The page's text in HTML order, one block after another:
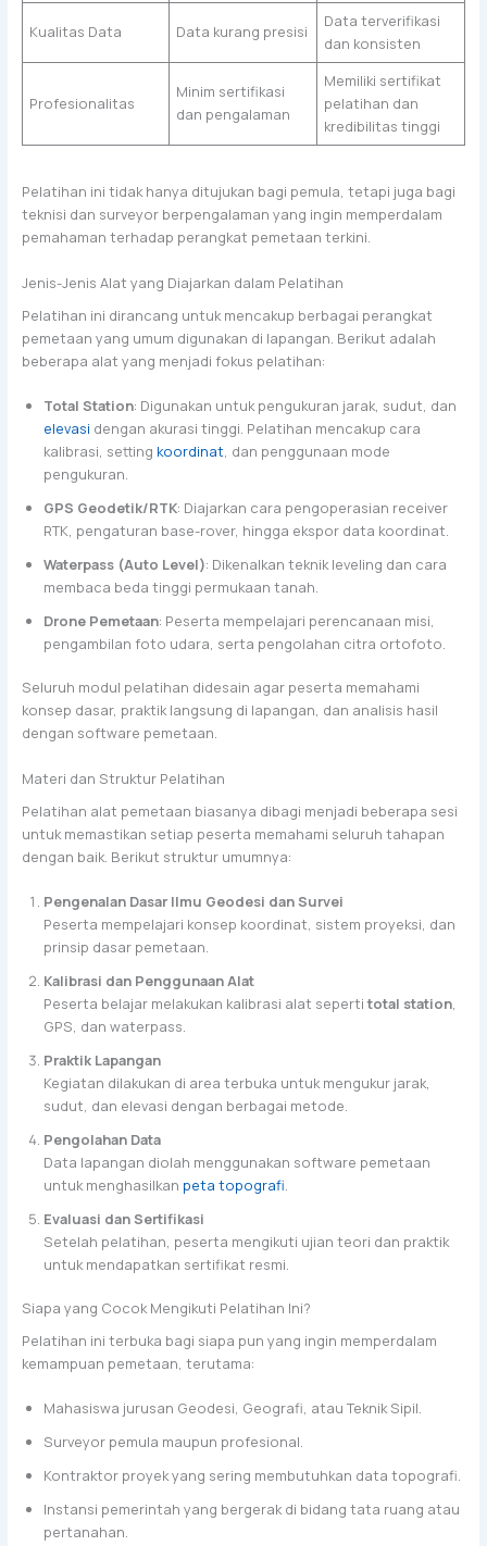
Kualitas Data Data kurang presisi
Data terverifikasi
dan konsisten
Profesionalitas
Minim sertifikasi
dan pengalaman
Memiliki sertifikat
pelatihan dan
kredibilitas tinggi
Pelatihan ini tidak hanya ditujukan bagi pemula, tetapi juga bagi
teknisi dan surveyor berpengalaman yang ingin memperdalam
pemahaman terhadap perangkat pemetaan terkini.
Jenis-Jenis Alat yang Diajarkan dalam Pelatihan
Pelatihan ini dirancang untuk mencakup berbagai perangkat
pemetaan yang umum digunakan di lapangan. Berikut adalah
beberapa alat yang menjadi fokus pelatihan:
Total Station: Digunakan untuk pengukuran jarak, sudut, dan
elevasi dengan akurasi tinggi. Pelatihan mencakup cara
kalibrasi, setting koordinat, dan penggunaan mode
pengukuran.
GPS Geodetik/RTK: Diajarkan cara pengoperasian receiver
RTK, pengaturan base-rover, hingga ekspor data koordinat.
Waterpass (Auto Level): Dikenalkan teknik leveling dan cara
membaca beda tinggi permukaan tanah.
Drone Pemetaan: Peserta mempelajari perencanaan misi,
pengambilan foto udara, serta pengolahan citra ortofoto.
Seluruh modul pelatihan didesain agar peserta memahami
konsep dasar, praktik langsung di lapangan, dan analisis hasil
dengan software pemetaan.
Materi dan Struktur Pelatihan
Pelatihan alat pemetaan biasanya dibagi menjadi beberapa sesi
untuk memastikan setiap peserta memahami seluruh tahapan
dengan baik. Berikut struktur umumnya:
Pengenalan Dasar Ilmu Geodesi dan Survei
Peserta mempelajari konsep koordinat, sistem proyeksi, dan
prinsip dasar pemetaan.
Kalibrasi dan Penggunaan Alat
Peserta belajar melakukan kalibrasi alat sepertitotal station,
GPS, dan waterpass.
Praktik Lapangan
Kegiatan dilakukan di area terbuka untuk mengukur jarak,
sudut, dan elevasi dengan berbagai metode.
Pengolahan Data
Data lapangan diolah menggunakan software pemetaan
untuk menghasilkan peta topografi.
Evaluasi dan Sertifikasi
Setelah pelatihan, peserta mengikuti ujian teori dan praktik
untuk mendapatkan sertifikat resmi.
Siapa yang Cocok Mengikuti Pelatihan Ini?
Pelatihan ini terbuka bagi siapa pun yang ingin memperdalam
kemampuan pemetaan, terutama:
Mahasiswa jurusan Geodesi, Geografi, atau Teknik Sipil.
Surveyor pemula maupun profesional.
Kontraktor proyek yang sering membutuhkan data topografi.
Instansi pemerintah yang bergerak di bidang tata ruang atau
pertanahan.